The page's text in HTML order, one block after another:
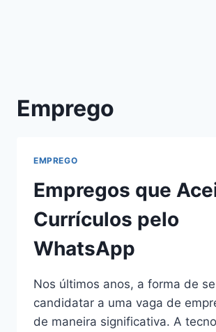
Emprego
EMPREGO
Empregos que
Currículos pelo
WhatsApp
Nos últimos anos, a forma de se
candidatar a uma vaga de
de maneira significativa. A